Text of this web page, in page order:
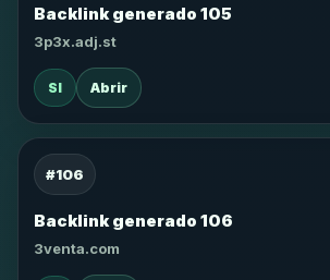
Backlink generado 105
3p3x.adj.st
SI Abrir
#106
Backlink generado 106
3venta.com